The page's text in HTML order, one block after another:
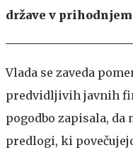
države v
Vlada se zaveda
predvidljivih javnih
pogodbo zapisala,
predlogi, ki